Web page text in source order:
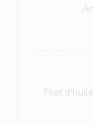
Filet